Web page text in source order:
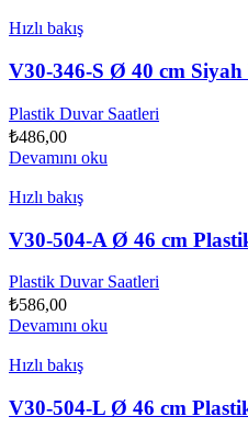
Hızlı bakış
V30-346-S Ø 40 cm
Plastik Duvar Saatleri
₺486,00
Devamını oku
Hızlı bakış
V30-504-A Ø 46 cm
Plastik Duvar Saatleri
₺586,00
Devamını oku
Hızlı bakış
V30-504-L Ø 46 cm